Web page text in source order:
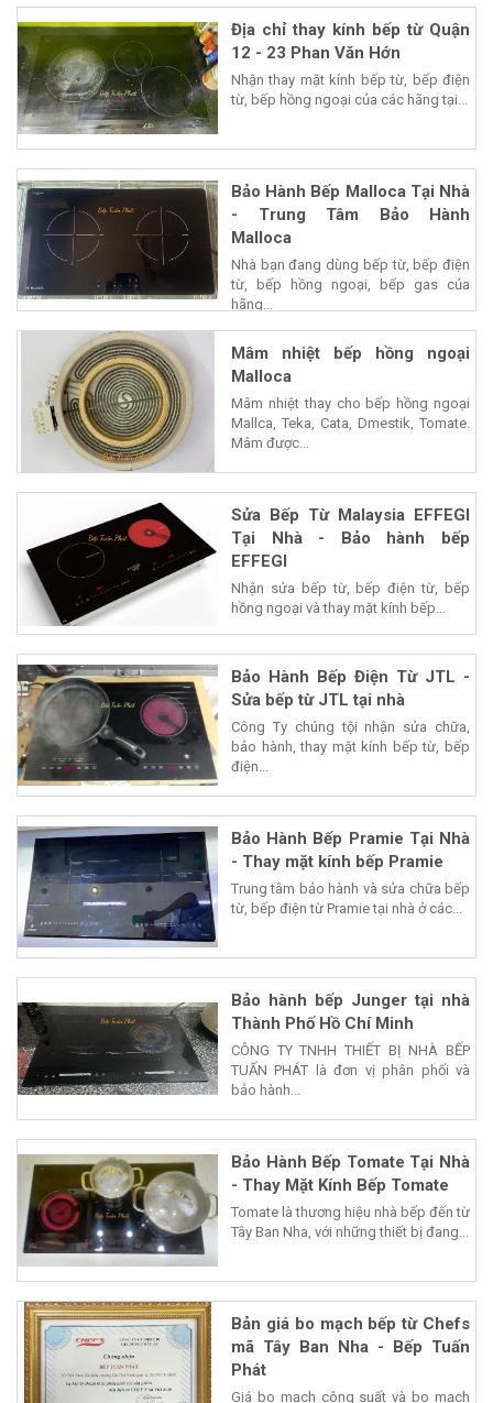
Địa chỉ thay kính bếp từ Quận
12 - 23 Phan Văn Hớn
Nhận thay mặt kính bếp từ, bếp điện
từ, bếp hồng ngoại của các hãng tại...
Bảo Hành Bếp Malloca Tại Nhà
- Trung Tâm Bảo Hành
Malloca
Nhà bạn đang dùng bếp từ, bếp điện
từ, bếp hồng ngoại, bếp gas của
hãng...
Mâm nhiệt bếp hồng ngoại
Malloca
Mâm nhiệt thay cho bếp hồng ngoại
Mallca, Teka, Cata, Dmestik, Tomate.
Mâm được...
Sửa Bếp Từ Malaysia EFFEGI
Tại Nhà - Bảo hành bếp
EFFEGI
Nhận sửa bếp từ, bếp điện từ, bếp
hồng ngoại và thay mặt kính bếp...
Bảo Hành Bếp Điện Từ JTL -
Sửa bếp từ JTL tại nhà
Công Ty chúng tội nhận sửa chữa,
bảo hành, thay mặt kính bếp từ, bếp
điện...
Bảo Hành Bếp Pramie Tại Nhà
- Thay mặt kính bếp Pramie
Trung tâm bảo hành và sửa chữa bếp
từ, bếp điện từ Pramie tại nhà ở các...
Bảo hành bếp Junger tại nhà
Thành Phố Hồ Chí Minh
CÔNG TY TNHH THIẾT BỊ NHÀ BẾP
TUẤN PHÁT là đơn vị phân phối và
bảo hành...
Bảo Hành Bếp Tomate Tại Nhà
- Thay Mặt Kính Bếp Tomate
Tomate là thương hiệu nhà bếp đến từ
Tây Ban Nha, với những thiết bị đang...
Bản giá bo mạch bếp từ Chefs
mã Tây Ban Nha - Bếp Tuấn
Phát